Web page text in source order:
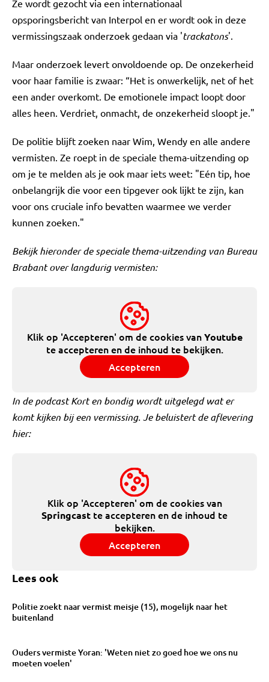
Ze wordt gezocht via een internationaal
opsporingsbericht van Interpol en er wordt ook in deze
vermissingszaak onderzoek gedaan via 'trackatons'.
Maar onderzoek levert onvoldoende op. De onzekerheid
voor haar familie is zwaar: “Het is onwerkelijk, net of het
een ander overkomt. De emotionele impact loopt door
alles heen. Verdriet, onmacht, de onzekerheid sloopt je."
De politie blijft zoeken naar Wim, Wendy en alle andere
vermisten. Ze roept in de speciale thema-uitzending op
om je te melden als je ook maar iets weet: "Eén tip, hoe
onbelangrijk die voor een tipgever ook lijkt te zijn, kan
voor ons cruciale info bevatten waarmee we verder
kunnen zoeken."
Bekijk hieronder de speciale thema-uitzending van Bureau
Brabant over langdurig vermisten:
Klik op 'Accepteren' om de cookies vanYoutube
te accepteren en de inhoud te bekijken.
Accepteren
In de podcast Kort en bondig wordt uitgelegd wat er
komt kijken bij een vermissing. Je beluistert de aflevering
hier:
Klik op 'Accepteren' om de cookies van
Springcast te accepteren en de inhoud te
bekijken.
Accepteren
Lees ook
Politie zoekt naar vermist meisje (15), mogelijk naar het
buitenland
Ouders vermiste Yoran: 'Weten niet zo goed hoe we ons nu
moeten voelen'